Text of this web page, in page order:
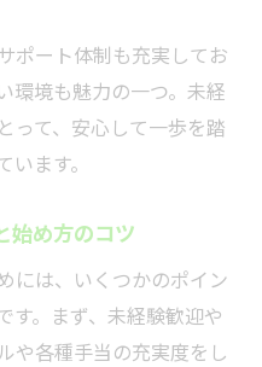
ポート体制も充実してお
環境も魅力の一つ。未経
って、安心して一歩を踏
ます。
始め方のコツ
には、いくつかのポイン
す。まず、未経験歓迎や
や各種手当の充実度をし